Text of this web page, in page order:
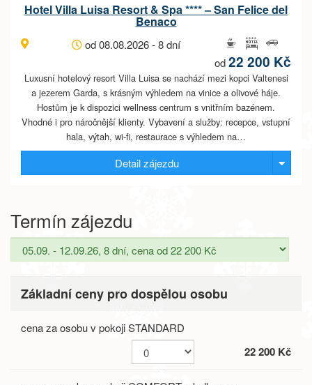
Hotel Villa Luisa Resort & Spa **** – San Felice del
Benaco
od 08.08.2026 - 8 dní
od22 200 Kč
Luxusní hotelový resort Villa Luisa se nachází mezi kopci Valtenesi
a jezerem Garda, s krásným výhledem na vinice a olivové háje.
Hostům je k dispozici wellness centrum s vnitřním bazénem.
Vhodné i pro náročnější klienty. Vybavení a služby: recepce, vstupní
hala, výtah, wi-fi, restaurace s výhledem na…
Detail zájezdu
Termín zájezdu
Základní ceny pro dospělou osobu
cena za osobu v pokoji STANDARD
22 200 Kč